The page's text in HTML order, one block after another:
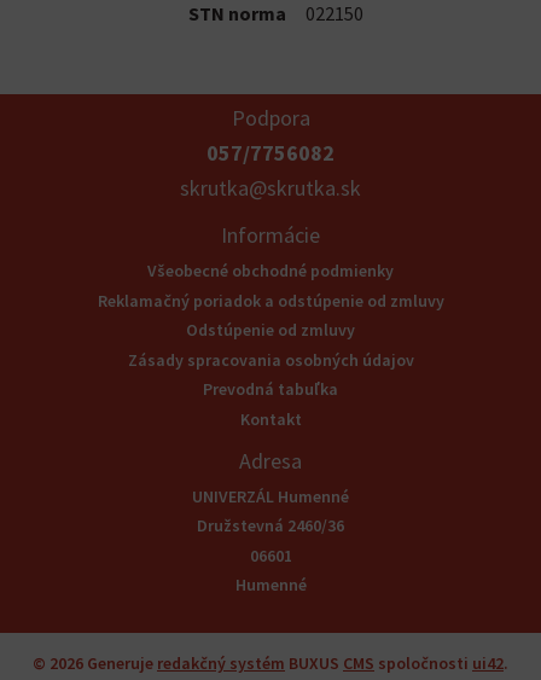
STN norma
022150
Podpora
057/7756082
skrutka@skrutka.sk
Informácie
Všeobecné obchodné podmienky
Reklamačný poriadok a odstúpenie od zmluvy
Odstúpenie od zmluvy
Zásady spracovania osobných údajov
Prevodná tabuľka
Kontakt
Adresa
UNIVERZÁL Humenné
Družstevná 2460/36
06601
Humenné
© 2026 Generuje redakčný systém BUXUS CMS spoločnosti ui42.